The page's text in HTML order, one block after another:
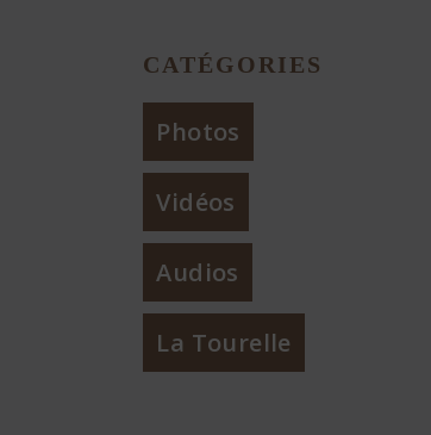
CATÉGORIES
Photos
Vidéos
Audios
La Tourelle